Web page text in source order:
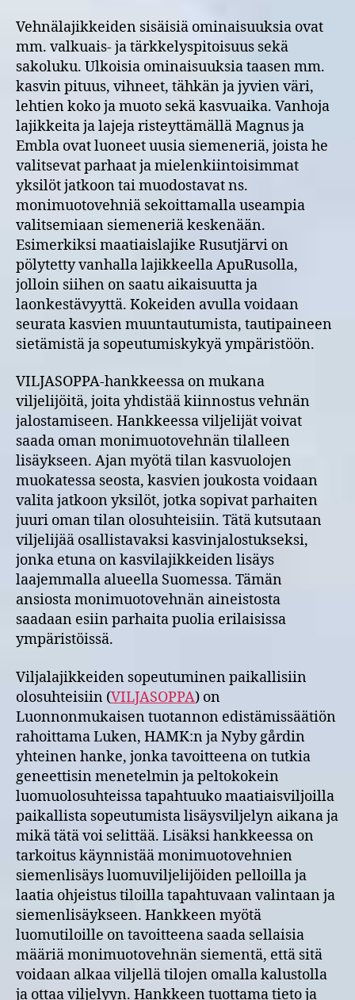
Vehnälajikkeiden sisäisiä ominaisuuksia ovat
mm. valkuais- ja tärkkelyspitoisuus sekä
sakoluku. Ulkoisia ominaisuuksia taasen mm.
kasvin pituus, vihneet, tähkän ja jyvien väri,
lehtien koko ja muoto sekä kasvuaika. Vanhoja
lajikkeita ja lajeja risteyttämällä Magnus ja
Embla ovat luoneet uusia siemeneriä, joista he
valitsevat parhaat ja mielenkiintoisimmat
yksilöt jatkoon tai muodostavat ns.
monimuotovehniä sekoittamalla useampia
valitsemiaan siemeneriä keskenään.
Esimerkiksi maatiaislajike Rusutjärvi on
pölytetty vanhalla lajikkeella ApuRusolla,
jolloin siihen on saatu aikaisuutta ja
laonkestävyyttä. Kokeiden avulla voidaan
seurata kasvien muuntautumista, tautipaineen
sietämistä ja sopeutumiskykyä ympäristöön.
VILJASOPPA-hankkeessa on mukana
viljelijöitä, joita yhdistää kiinnostus vehnän
jalostamiseen. Hankkeessa viljelijät voivat
saada oman monimuotovehnän tilalleen
lisäykseen. Ajan myötä tilan kasvuolojen
muokatessa seosta, kasvien joukosta voidaan
valita jatkoon yksilöt, jotka sopivat parhaiten
juuri oman tilan olosuhteisiin. Tätä kutsutaan
viljelijää osallistavaksi kasvinjalostukseksi,
jonka etuna on kasvilajikkeiden lisäys
laajemmalla alueella Suomessa. Tämän
ansiosta monimuotovehnän aineistosta
saadaan esiin parhaita puolia erilaisissa
ympäristöissä.
Viljalajikkeiden sopeutuminen paikallisiin
olosuhteisiin (VILJASOPPA) on
Luonnonmukaisen tuotannon edistämissäätiön
rahoittama Luken, HAMK:n ja Nyby gårdin
yhteinen hanke, jonka tavoitteena on tutkia
geneettisin menetelmin ja peltokokein
luomuolosuhteissa tapahtuuko maatiaisviljoilla
paikallista sopeutumista lisäysviljelyn aikana ja
mikä tätä voi selittää. Lisäksi hankkeessa on
tarkoitus käynnistää monimuotovehnien
siemenlisäys luomuviljelijöiden pelloilla ja
laatia ohjeistus tiloilla tapahtuvaan valintaan ja
siemenlisäykseen. Hankkeen myötä
luomutiloille on tavoitteena saada sellaisia
määriä monimuotovehnän siementä, että sitä
voidaan alkaa viljellä tilojen omalla kalustolla
ja ottaa viljelyyn. Hankkeen tuottama tieto ja